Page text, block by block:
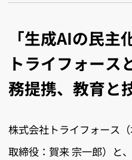
「生成AIの民主
トライフォース
務提携、教育と
株式会社トライフォース
取締役：賀来 宗一郎）と